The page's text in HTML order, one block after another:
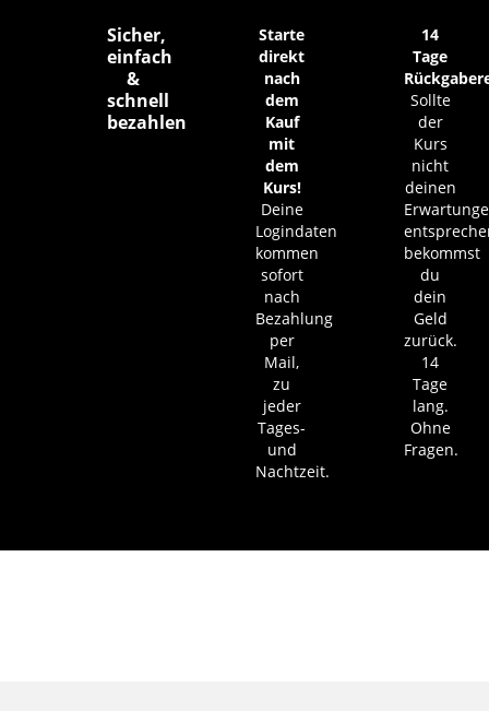
Sicher,
einfach
&
schnell
bezahlen
Starte
direkt
nach
dem
Kauf
mit
dem
Kurs!
Deine
Logindaten
kommen
sofort
nach
Bezahlung
per
Mail,
zu
jeder
Tages-
und
Nachtzeit.
14
Tage
Sollte
der
Kurs
nicht
deinen
bekommst
du
dein
Geld
zurück.
14
Tage
lang.
Ohne
Fragen.